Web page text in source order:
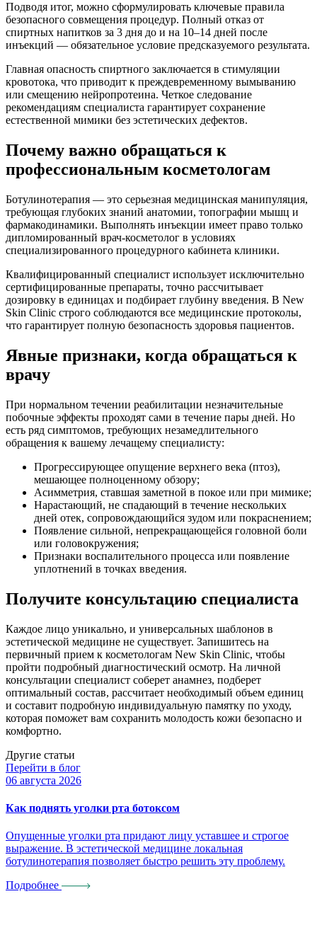
Подводя итог, можно сформулировать ключевые правила
безопасного совмещения процедур. Полный отказ от
спиртных напитков за 3 дня до и на 10–14 дней после
инъекций — обязательное условие предсказуемого результата.
Главная опасность спиртного заключается в стимуляции
кровотока, что приводит к преждевременному вымыванию
или смещению нейропротеина. Четкое следование
рекомендациям специалиста гарантирует сохранение
естественной мимики без эстетических дефектов.
Почему важно обращаться к
профессиональным косметологам
Ботулинотерапия — это серьезная медицинская манипуляция,
требующая глубоких знаний анатомии, топографии мышц и
фармакодинамики. Выполнять инъекции имеет право только
дипломированный врач-косметолог в условиях
специализированного процедурного кабинета клиники.
Квалифицированный специалист использует исключительно
сертифицированные препараты, точно рассчитывает
дозировку в единицах и подбирает глубину введения. В New
Skin Clinic строго соблюдаются все медицинские протоколы,
что гарантирует полную безопасность здоровья пациентов.
Явные признаки, когда обращаться к
врачу
При нормальном течении реабилитации незначительные
побочные эффекты проходят сами в течение пары дней. Но
есть ряд симптомов, требующих незамедлительного
обращения к вашему лечащему специалисту:
Прогрессирующее опущение верхнего века (птоз),
мешающее полноценному обзору;
Асимметрия, ставшая заметной в покое или при мимике;
Нарастающий, не спадающий в течение нескольких
дней отек, сопровождающийся зудом или покраснением;
Появление сильной, непрекращающейся головной боли
или головокружения;
Признаки воспалительного процесса или появление
уплотнений в точках введения.
Получите консультацию специалиста
Каждое лицо уникально, и универсальных шаблонов в
эстетической медицине не существует. Запишитесь на
первичный прием к косметологам New Skin Clinic, чтобы
пройти подробный диагностический осмотр. На личной
консультации специалист соберет анамнез, подберет
оптимальный состав, рассчитает необходимый объем единиц
и составит подробную индивидуальную памятку по уходу,
которая поможет вам сохранить молодость кожи безопасно и
комфортно.
Другие статьи
Перейти в блог
06 августа 2026
Как поднять уголки рта ботоксом
Опущенные уголки рта придают лицу уставшее и строгое
выражение. В эстетической медицине локальная
ботулинотерапия позволяет быстро решить эту проблему.
Подробнее